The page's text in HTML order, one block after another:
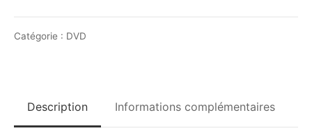
2
Catégorie : DVD
Description Informations complémentaires